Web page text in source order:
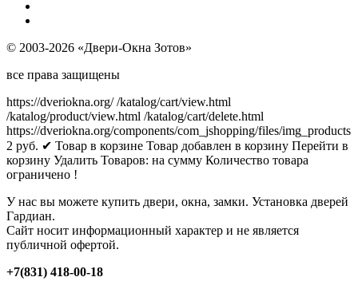
© 2003-2026 «Двери-Окна Зотов»
все права защищены
https://dveriokna.org/ /katalog/cart/view.html
/katalog/product/view.html /katalog/cart/delete.html
https://dveriokna.org/components/com_jshopping/files/img_products
2 руб. ✔ Товар в корзине Товар добавлен в корзину Перейти в
корзину Удалить Товаров: на сумму Количество товара
ограничено !
У нас вы можете купить двери, окна, замки. Установка дверей
Гардиан.
Сайт носит информационный характер и не является
публичной офертой.
+7(831) 418-00-18